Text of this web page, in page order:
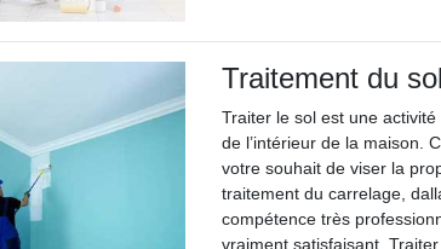
Traitement du sol
Traiter le sol est une
de l’intérieur de la maison.
votre souhait de viser la
traitement du carrelage,
compétence très
vraiment satisfaisant.